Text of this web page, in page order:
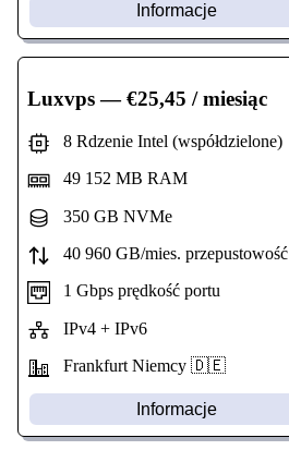
Informacje
Luxvps— €25,45 / miesiąc
8 Rdzenie Intel (współdzielone)
49 152 MB RAM
350 GB NVMe
40 960 GB/mies. przepustowość
1 Gbps prędkość portu
IPv4 + IPv6
Frankfurt Niemcy 🇩🇪
Informacje